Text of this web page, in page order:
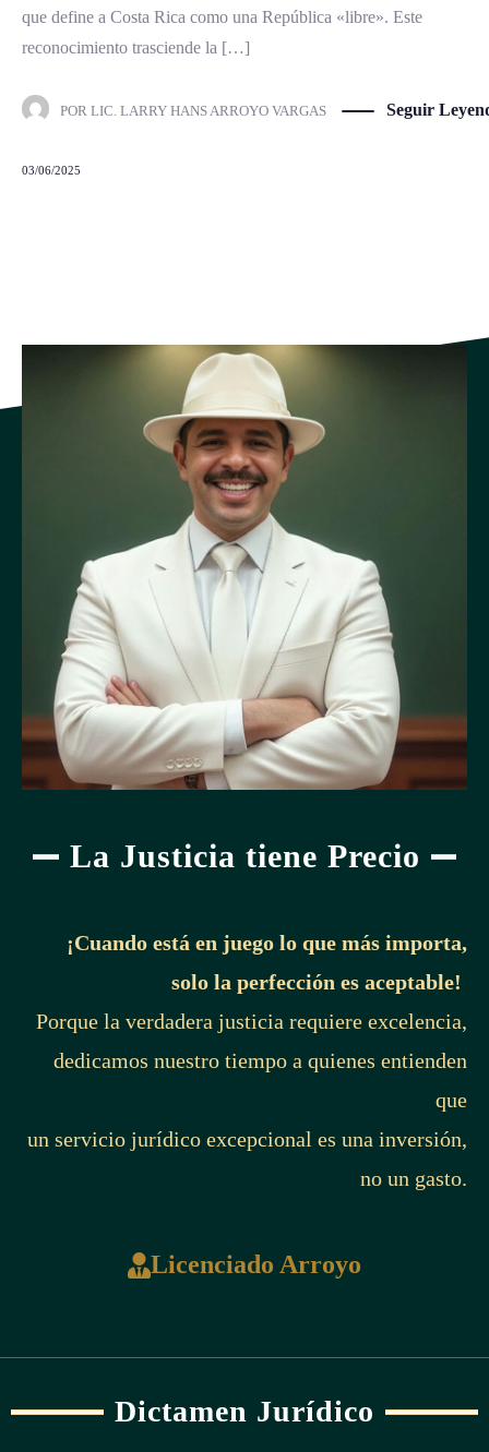
que define a Costa Rica como una República «libre». Este
reconocimiento trasciende la […]
POR LIC. LARRY HANS ARROYO VARGAS Seguir
03/06/2025
La Justicia tiene Precio
¡Cuando está en juego lo que más importa,
solo la perfección es aceptable!
Porque la verdadera justicia requiere excelencia,
dedicamos nuestro tiempo a quienes entienden
que
un servicio jurídico excepcional es una inversión,
no un gasto.
Licenciado Arroyo
Dictamen Jurídico